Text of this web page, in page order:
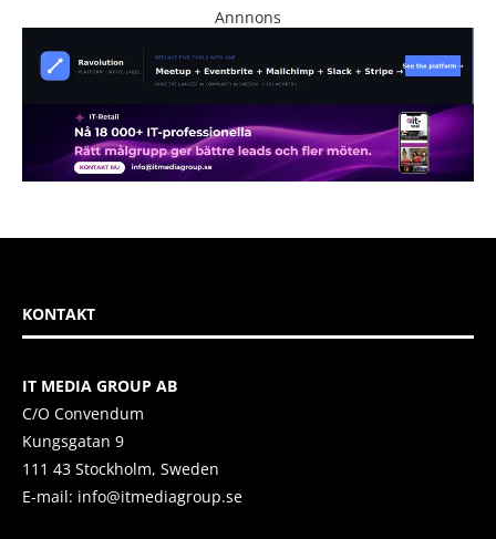
Annnons
KONTAKT
IT MEDIA GROUP AB
C/O Convendum
Kungsgatan 9
111 43 Stockholm, Sweden
E-mail: info@itmediagroup.se